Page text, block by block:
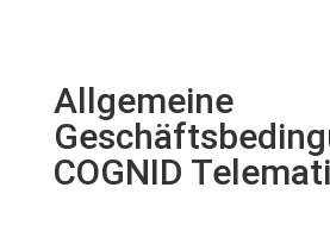
Allgemeine
COGNID